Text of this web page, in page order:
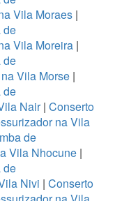
Vila Moraes |
de
Vila Moreira|
de
Vila Morse|
de
Nair| Conserto
na Vila
de
Vila Nhocune |
de
Nivi | Conserto